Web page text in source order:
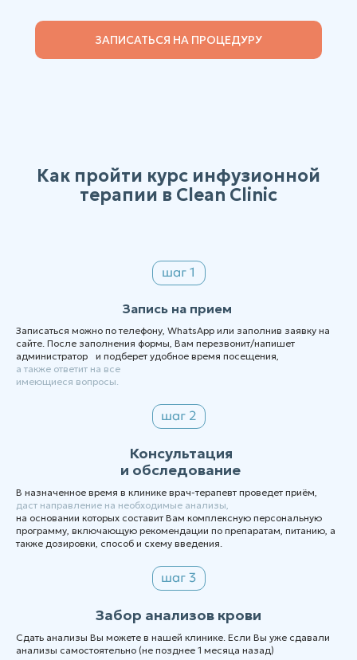
ЗАПИСАТЬСЯ НА ПРОЦЕДУРУ
Как пройти курс инфузионной
терапии в Clean Clinic
Запись на прием
Записаться можно по телефону, WhatsApp или заполнив заявку на
сайте. После заполнения формы, Вам перезвонит/напишет
администратор и подберет удобное время посещения,
а также ответит на все
имеющиеся вопросы.
Консультация
и обследование
В назначенное время в клинике врач-терапевт проведет приём,
даст направление на необходимые анализы,
на основании которых составит Вам комплексную персональную
программу, включающую рекомендации по препаратам, питанию, а
также дозировки, способ и схему введения.
Забор анализов крови
Сдать анализы Вы можете в нашей клинике. Если Вы уже сдавали
анализы самостоятельно (не позднее 1 месяца назад)